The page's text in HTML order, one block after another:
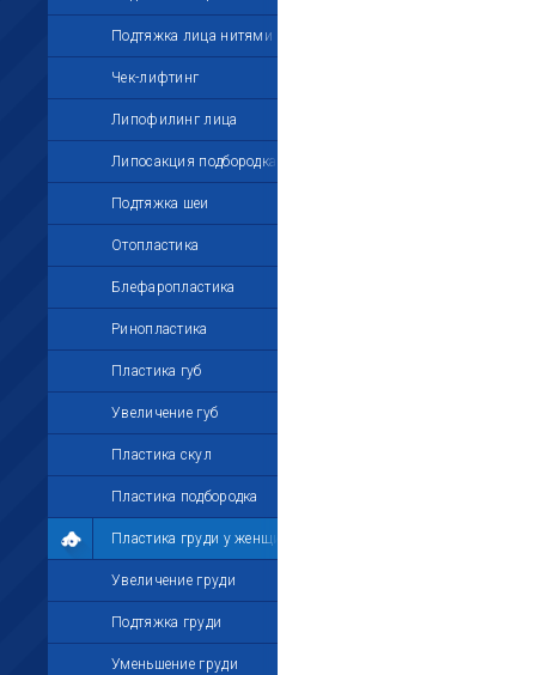
Подтяжка лица нитями
Чек-лифтинг
Липофилинг лица
Липосакция подбородка
Подтяжка шеи
Отопластика
Блефаропластика
Ринопластика
Пластика губ
Увеличение губ
Пластика скул
Пластика подбородка
Пластика груди у женщин
Увеличение груди
Подтяжка груди
Уменьшение груди